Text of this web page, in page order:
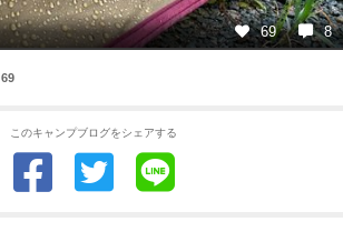
69 8
69
このキャンプブログをシェアする